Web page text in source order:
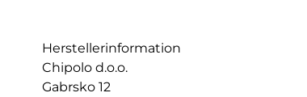
Herstellerinformation
Chipolo d.o.o.
Gabrsko 12